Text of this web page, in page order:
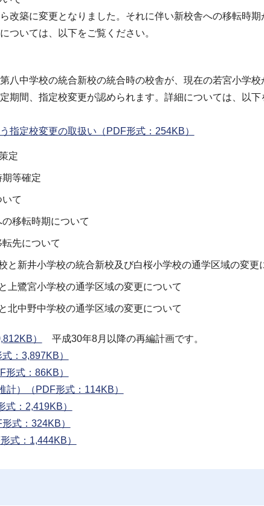
築に変更となりました。それに伴い新校舎への移転時期
ついては、以下をご覧ください。
中学校の統合新校の統合時の校舎が、現在の若宮小学校
期間、指定校変更が認められます。詳細については、以下
指定校変更の取扱い（PDF形式：254KB）
定
等確定
て
移転時期について
先について
新井小学校の統合新校及び白桜小学校の通学区域の変更
鷺宮小学校の通学区域の変更について
中野中学校の通学区域の変更について
）
平成30年8月以降の再編計画です。
：3,897KB）
形式：86KB）
計）（PDF形式：114KB）
式：2,419KB）
式：324KB）
式：1,444KB）